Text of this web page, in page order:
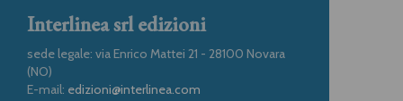
Interlinea srl edizioni
sede legale: via Enrico Mattei 21 - 28100 Novara
(NO)
E-mail: edizioni@interlinea.com